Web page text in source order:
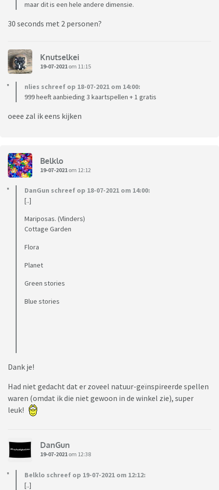
maar dit is een hele andere dimensie.
30 seconds met 2 personen?
Knutselkei
19-07-2021 om 11:15
nlies schreef op 18-07-2021 om 14:00:
999 heeft aanbieding 3 kaartspellen + 1 gratis
oeee zal ik eens kijken
Belklo
19-07-2021 om 12:12
DanGun schreef op 18-07-2021 om 14:00:
[..]
Mariposas. (Vlinders)
Cottage Garden
Flora
Planet
Green stories
Blue stories
Dank je!
Had niet gedacht dat er zoveel natuur-geïnspireerde spellen
waren (omdat ik die niet gewoon in de winkel zie), super
leuk!
DanGun
19-07-2021 om 12:38
Belklo schreef op 19-07-2021 om 12:12:
[..]